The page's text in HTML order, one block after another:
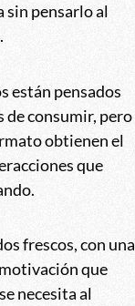
sin pensarlo al
están pensados
de consumir, pero
obtienen el
que
frescos, con una
que
necesita al